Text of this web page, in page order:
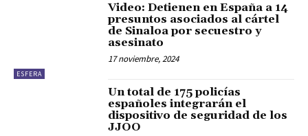
ESFERA
Video: Detienen en España a 14
presuntos asociados al cártel
de Sinaloa por secuestro y
asesinato
17 noviembre, 2024
Un total de 175 policías
españoles integrarán el
dispositivo de seguridad de los
JJOO